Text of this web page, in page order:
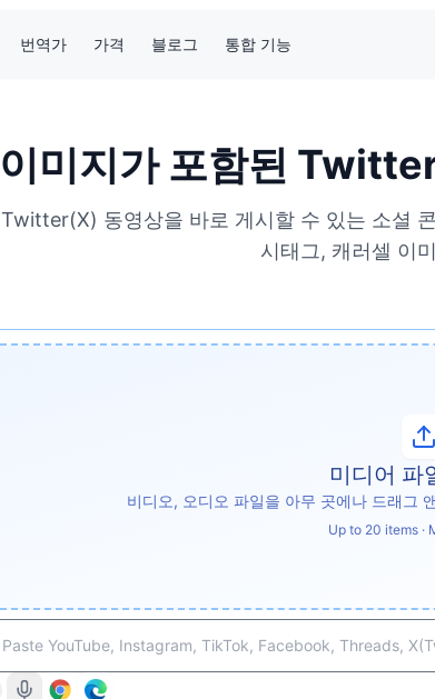
번역가 가격 블로그 통합 기능
이미지가 포함된
Twitter(X) 동영상을 바로 게시할 수 있는 소셜
시태그, 캐러셀 이
미디어 파
비디오, 오디오 파일을 아무 곳에나 드래그
Up to 20 items ·
Paste YouTube, Instagram, TikTok, Facebook, Threads,